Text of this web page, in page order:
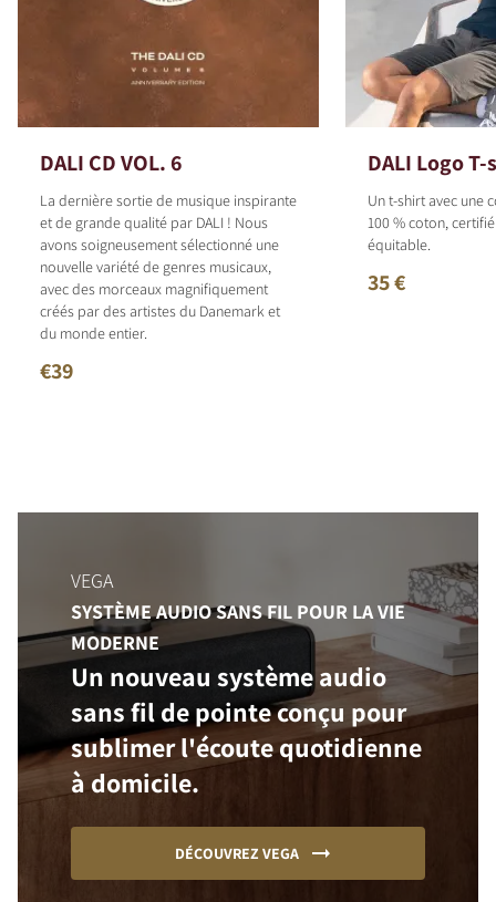
DALI CD VOL. 6
La dernière sortie de musique inspirante
et de grande qualité par DALI ! Nous
avons soigneusement sélectionné une
nouvelle variété de genres musicaux,
avec des morceaux magnifiquement
créés par des artistes du Danemark et
du monde entier.
€39
DALI Logo
Un t-shirt avec une
100 % coton,
équitable.
35 €
VEGA
SYSTÈME AUDIO SANS FIL POUR LA VIE
MODERNE
Un nouveau système audio
sans fil de pointe conçu pour
sublimer l'écoute quotidienne
à domicile.
DÉCOUVREZ VEGA